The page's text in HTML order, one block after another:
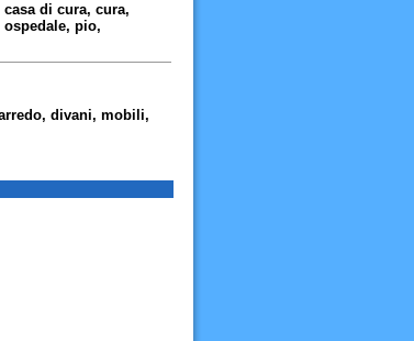
di cura, cura,
pio,
divani, mobili,